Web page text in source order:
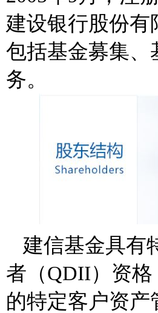
建设银行股份
包括基金募集、
务。
建信基金具有
者（QDII）资
的特定客户资